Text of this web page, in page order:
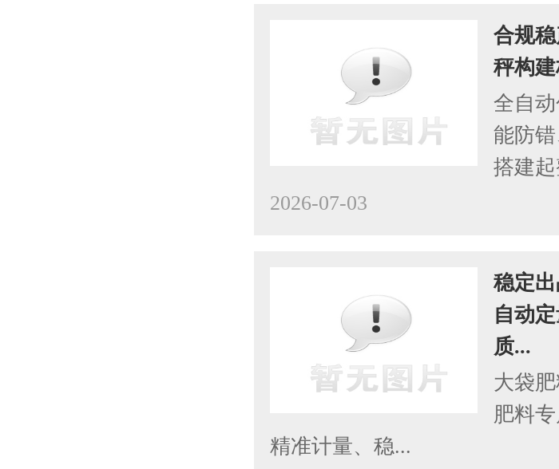
合规
秤构
全自
能防
搭建
2026-07-03
稳定
自动
质...
大袋
肥料
精准计量、稳...